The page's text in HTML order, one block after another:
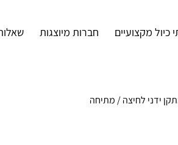
כיול מקצועיים חברות מיוצגות
ידני לחיצה / מתיחה